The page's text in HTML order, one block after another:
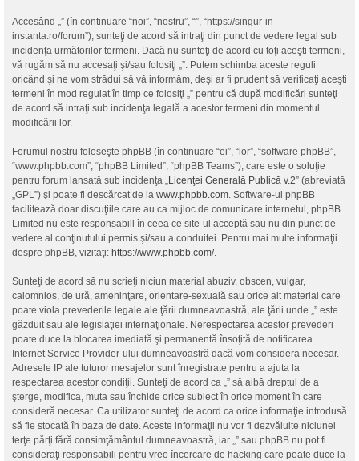
Accesând „” (în continuare “noi”, “nostru”, “”, “https://singur-in-
instanta.ro/forum”), sunteţi de acord să intraţi din punct de vedere legal sub
incidenţa următorilor termeni. Dacă nu sunteţi de acord cu toţi aceşti termeni,
vă rugăm să nu accesaţi şi/sau folosiţi „”. Putem schimba aceste reguli
oricând şi ne vom strădui să vă informăm, deşi ar fi prudent să verificaţi aceşti
termeni în mod regulat în timp ce folosiţi „” pentru că după modificări sunteţi
de acord să intraţi sub incidenţa legală a acestor termeni din momentul
modificării lor.
Forumul nostru foloseşte phpBB (în continuare “ei”, “lor”, “software phpBB”,
“www.phpbb.com”, “phpBB Limited”, “phpBB Teams”), care este o soluţie
pentru forum lansată sub incidenţa „Licenţei Generală Publică v.2” (abreviată
„GPL”) şi poate fi descărcat de la www.phpbb.com. Software-ul phpBB
facilitează doar discuţiile care au ca mijloc de comunicare internetul, phpBB
Limited nu este responsabill în ceea ce site-ul acceptă sau nu din punct de
vedere al conţinutului permis şi/sau a conduitei. Pentru mai multe informaţii
despre phpBB, vizitaţi: https://www.phpbb.com/.
Sunteţi de acord să nu scrieţi niciun material abuziv, obscen, vulgar,
calomnios, de ură, ameninţare, orientare-sexuală sau orice alt material care
poate viola prevederile legale ale ţării dumneavoastră, ale ţării unde „” este
găzduit sau ale legislaţiei internaţionale. Nerespectarea acestor prevederi
poate duce la blocarea imediată şi permanentă însoţită de notificarea
Internet Service Provider-ului dumneavoastră dacă vom considera necesar.
Adresele IP ale tuturor mesajelor sunt înregistrate pentru a ajuta la
respectarea acestor condiţii. Sunteţi de acord ca „” să aibă dreptul de a
şterge, modifica, muta sau închide orice subiect în orice moment în care
consideră necesar. Ca utilizator sunteţi de acord ca orice informaţie introdusă
să fie stocată în baza de date. Aceste informaţii nu vor fi dezvăluite niciunei
terţe părţi fără consimţământul dumneavoastră, iar „” sau phpBB nu pot fi
consideraţi responsabili pentru vreo încercare de hacking care poate duce la